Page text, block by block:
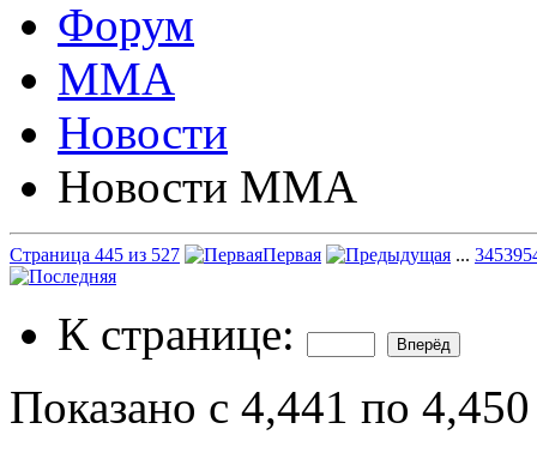
Форум
ММА
Новости
Новости ММА
Страница 445 из 527 Первая ... 345395
К странице:
Показано с 4,441 по